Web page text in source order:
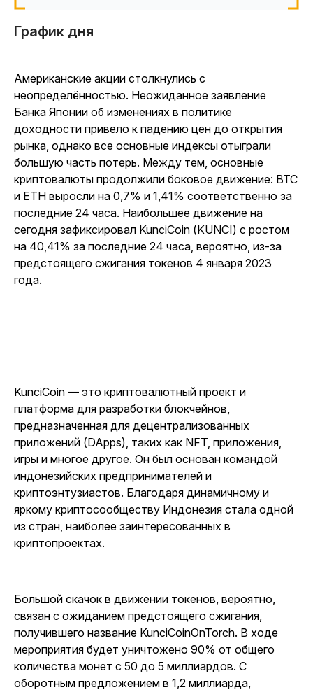
График дня
Американские акции столкнулись с
неопределённостью. Неожиданное заявление
Банка Японии об изменениях в политике
доходности привело к падению цен до открытия
рынка, однако все основные индексы отыграли
большую часть потерь. Между тем, основные
криптовалюты продолжили боковое движение: BTC
и ETH выросли на 0,7% и 1,41% соответственно за
последние 24 часа. Наибольшее движение на
сегодня зафиксировал KunciCoin (KUNCI) с ростом
на 40,41% за последние 24 часа, вероятно, из-за
предстоящего сжигания токенов 4 января 2023
года.
KunciCoin — это криптовалютный проект и
платформа для разработки блокчейнов,
предназначенная для децентрализованных
приложений (DApps), таких как NFT, приложения,
игры и многое другое. Он был основан командой
индонезийских предпринимателей и
криптоэнтузиастов. Благодаря динамичному и
яркому криптосообществу Индонезия стала одной
из стран, наиболее заинтересованных в
криптопроектах.
Большой скачок в движении токенов, вероятно,
связан с ожиданием предстоящего сжигания,
получившего название KunciCoinOnTorch. В ходе
мероприятия будет уничтожено 90% от общего
количества монет с 50 до 5 миллиардов. С
оборотным предложением в 1,2 миллиарда,